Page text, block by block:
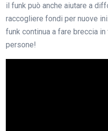
il funk può anche aiutare a
raccogliere fondi per nuove
funk continua a fare breccia
persone!